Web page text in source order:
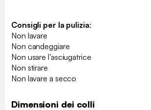
Consigli per la pulizia:
Non lavare
Non candeggiare
Non usare l’asciugatrice
Non stirare
Non lavare a secco
Dimensioni dei colli